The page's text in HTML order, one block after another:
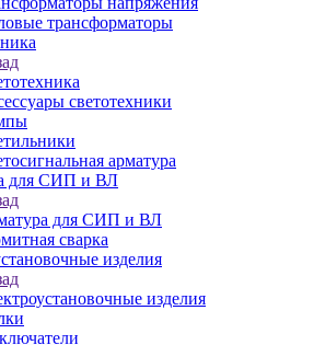
трансформаторы
светотехники
арматура
для СИП и ВЛ
для СИП и ВЛ
сварка
изделия
изделия